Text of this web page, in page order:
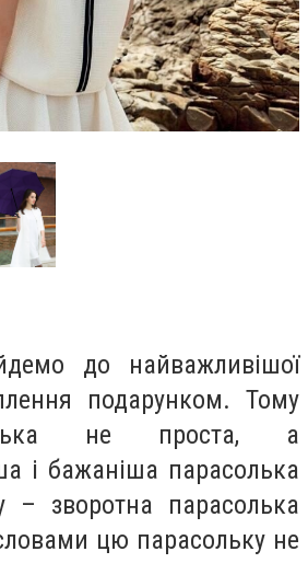
до найважливішої
подарунком. Тому
не проста, а
і бажаніша парасолька
– зворотна парасолька
цю парасольку не